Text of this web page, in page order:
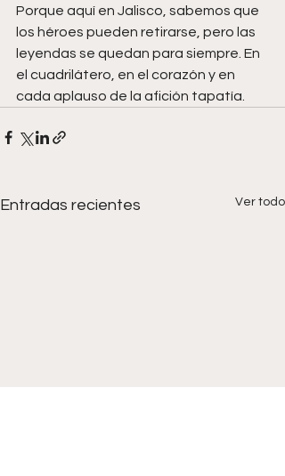
Porque aquí en Jalisco, sabemos que
los héroes pueden retirarse, pero las
leyendas se quedan para siempre. En
el cuadrilátero, en el corazón y en
cada aplauso de la afición tapatía.
Entradas recientes Ver todo